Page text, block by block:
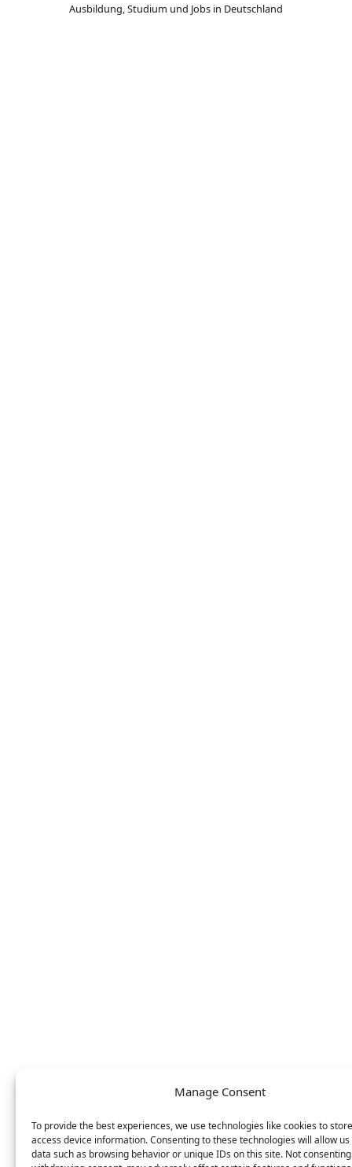
Manage Consent
To provide the best experiences, we use technologies like cookies to
access device information. Consenting to these technologies will allow
data such as browsing behavior or unique IDs on this site. Not
Ausbildung, Studium und Jobs in Deutschland